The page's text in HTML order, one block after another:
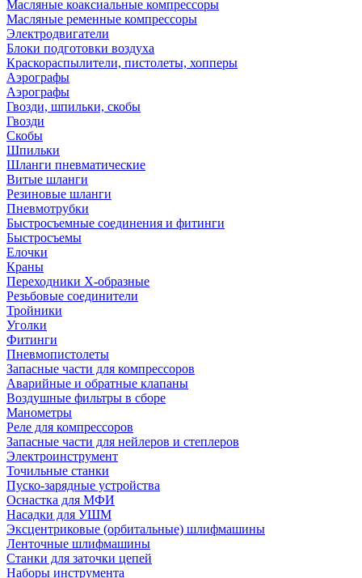
Масляные коаксиальные компрессоры
Масляные ременные компрессоры
Электродвигатели
Блоки подготовки воздуха
Краскораспылители, пистолеты, хопперы
Аэрографы
Аэрографы
Гвозди, шпильки, скобы
Гвозди
Скобы
Шпильки
Шланги пневматические
Витые шланги
Резиновые шланги
Пневмотрубки
Быстросъемные соединения и фитинги
Быстросъемы
Елочки
Краны
Переходники Х-образные
Резьбовые соединители
Тройники
Уголки
Фитинги
Пневмопистолеты
Запасные части для компрессоров
Аварийные и обратные клапаны
Воздушные фильтры в сборе
Манометры
Реле для компрессоров
Запасные части для нейлеров и степлеров
Электроинструмент
Точильные станки
Пуско-зарядные устройства
Оснастка для МФИ
Насадки для УШМ
Эксцентриковые (орбитальные) шлифмашины
Ленточные шлифмашины
Станки для заточки цепей
Наборы инструмента